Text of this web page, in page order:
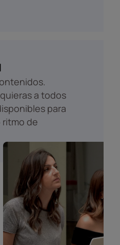
a todos
para
ritmo de